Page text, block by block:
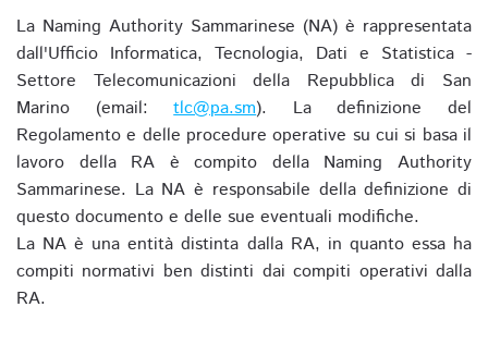
La Naming Authority Sammarinese (NA) è rappresentata
dall'Ufficio Informatica, Tecnologia, Dati e Statistica -
Settore Telecomunicazioni della Repubblica di San
Marino (email:tlc@pa.sm). La definizione del
Regolamento e delle procedure operative su cui si basa il
lavoro della RA è compito della Naming Authority
Sammarinese. La NA è responsabile della definizione di
questo documento e delle sue eventuali modifiche.
La NA è una entità distinta dalla RA, in quanto essa ha
compiti normativi ben distinti dai compiti operativi dalla
RA.